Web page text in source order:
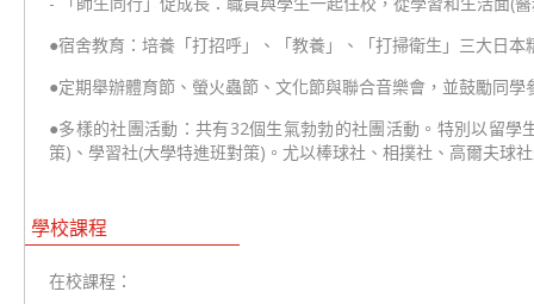
●宿舍教育：培養「打招呼」、「教養」、「打掃衛生」三大日
●定期舉辦體育節、螢火蟲節、文化節與聯合音樂會，並鼓勵同
●多樣的社團活動：共有32個生氣勃勃的社團活動。特別以留學
策)、學習社(大學特進班對策)。尤以棒球社、相撲社、高爾夫球
學校課程
在校課程：